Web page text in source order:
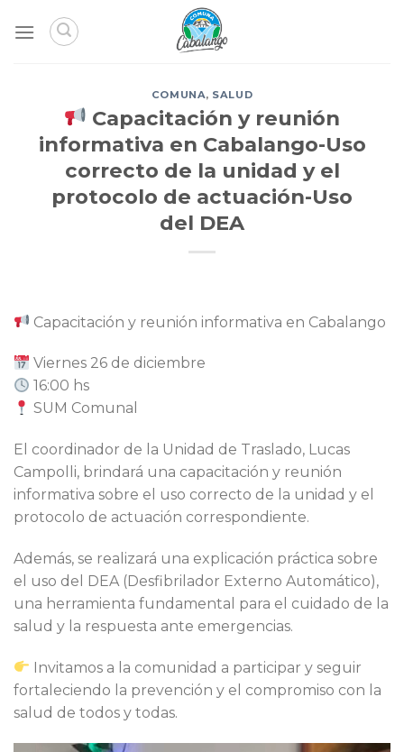
COMUNA, SALUD
Capacitación y reunión
informativa en Cabalango-Uso
correcto de la unidad y el
protocolo de actuación-Uso
del DEA
Capacitación y reunión informativa en Cabalango
Viernes 26 de diciembre
16:00 hs
SUM Comunal
El coordinador de la Unidad de Traslado, Lucas
Campolli, brindará una capacitación y reunión
informativa sobre el uso correcto de la unidad y el
protocolo de actuación correspondiente.
Además, se realizará una explicación práctica sobre
el uso del DEA (Desfibrilador Externo Automático),
una herramienta fundamental para el cuidado de la
salud y la respuesta ante emergencias.
Invitamos a la comunidad a participar y seguir
fortaleciendo la prevención y el compromiso con la
salud de todos y todas.